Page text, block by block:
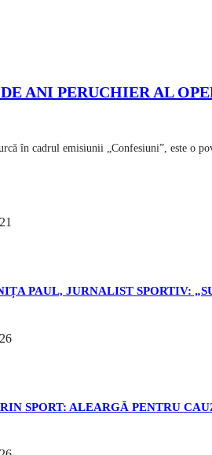
ANI PERUCHIER AL
în cadrul emisiunii „Confesiuni”, este o
PAUL, JURNALIST SPORTIV:
SPORT: ALEARGĂ PENTRU